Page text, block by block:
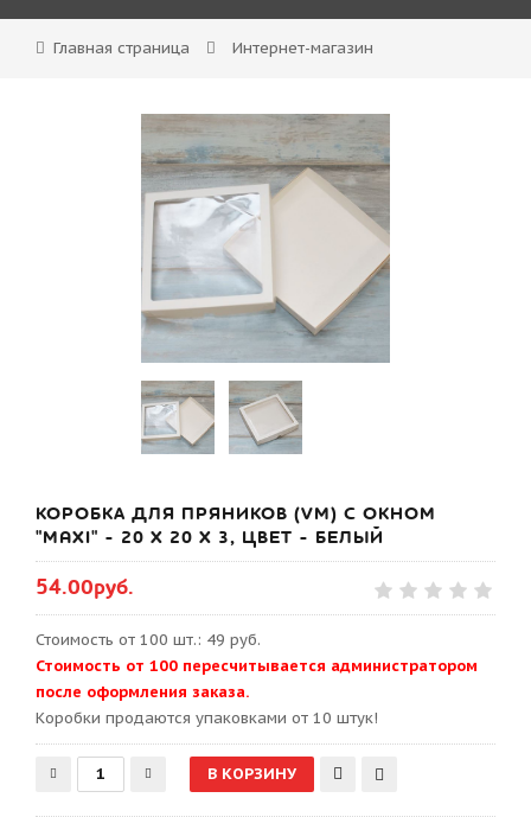
Главная страница Интернет-магазин
КОРОБКА ДЛЯ ПРЯНИКОВ (VM) С ОКНОМ
"MAXI" - 20 Х 20 Х 3, ЦВЕТ - БЕЛЫЙ
54.00руб.
Стоимость от 100 шт.: 49 руб.
Стоимость от 100 пересчитывается администратором
после оформления заказа.
Kоробки продаются упаковками от 10 штук!